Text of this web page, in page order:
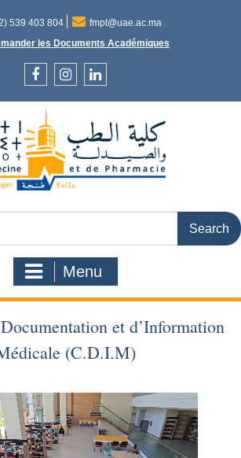
539 403 804 fmpt@uae.ac.ma
les Documents Académiques
Menu
et d’Information
(C.D.I.M)